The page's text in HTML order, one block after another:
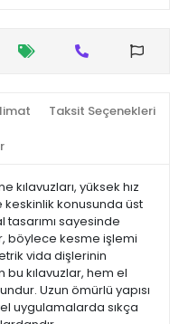
Taksit Seçenekleri
kılavuzları, yüksek hız
keskinlik konusunda üst
sayesinde
böylece kesme işlemi
vida dişlerinin
bu kılavuzlar, hem el
Uzun ömürlü yapısı
uygulamalarda sıkça